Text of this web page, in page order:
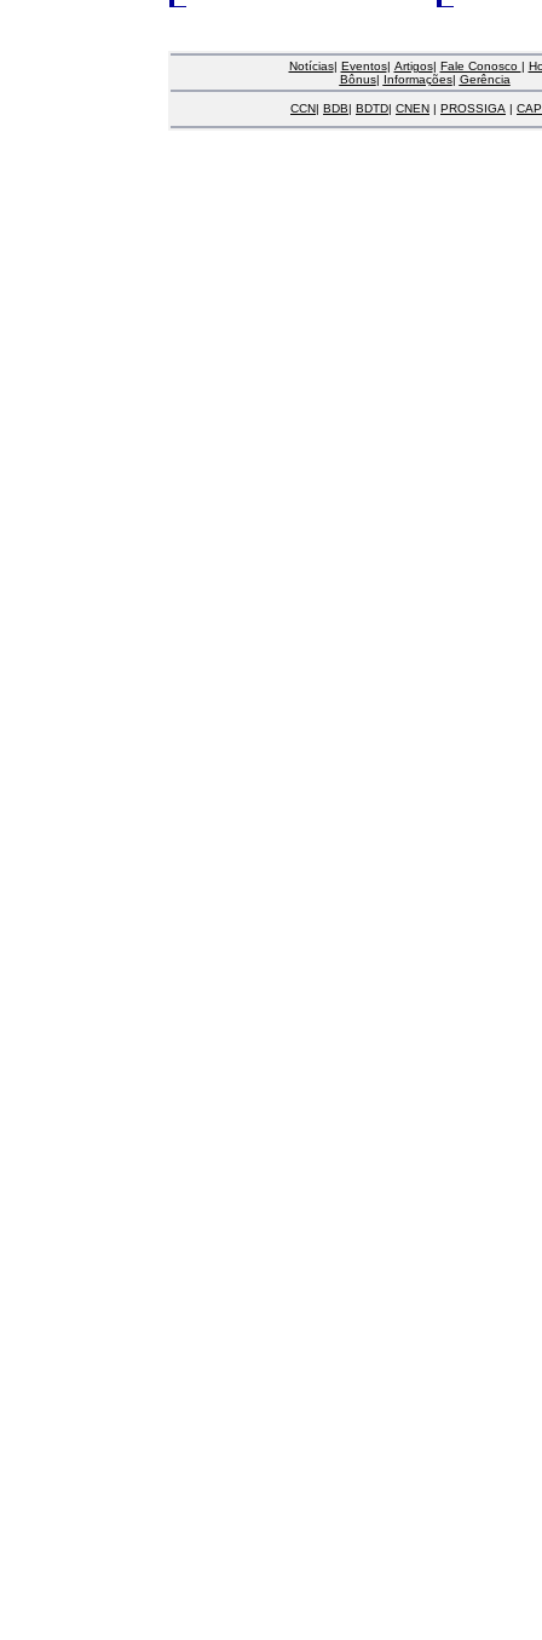
Notícias| Eventos| Artigos| Fale Conosco |
Bônus| Informações| Gerência
CCN| BDB| BDTD| CNEN | PROSSIGA |